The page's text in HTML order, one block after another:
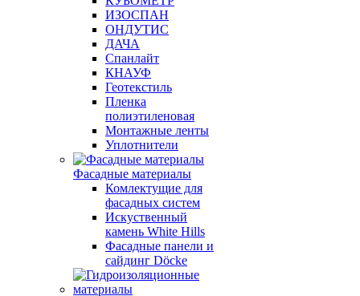
ИЗОСПАН
ОНДУТИС
ДАЧА
Спанлайт
КНАУФ
Геотекстиль
Пленка
полиэтиленовая
Монтажные ленты
Уплотнители
Фасадные материалы
Комлектущие для
фасадных систем
Искуственный
камень White Hills
Фасадные панели и
сайдинг Döcke